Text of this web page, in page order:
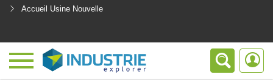
Accueil Usine Nouvelle